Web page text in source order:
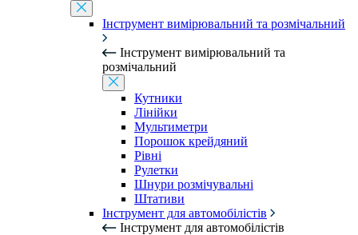
Інструмент вимірювальний та розмічальний
Інструмент вимірювальний та
розмічальний
Кутники
Лінійки
Мультиметри
Порошок крейдяний
Рівні
Рулетки
Шнури розмічувальні
Штативи
Інструмент для автомобілістів
Інструмент для автомобілістів